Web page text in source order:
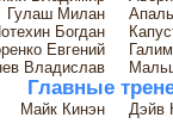
Гулаш Милан
Богдан
Евгений
Владислав
Главные
Майк Кинэн Дэйв